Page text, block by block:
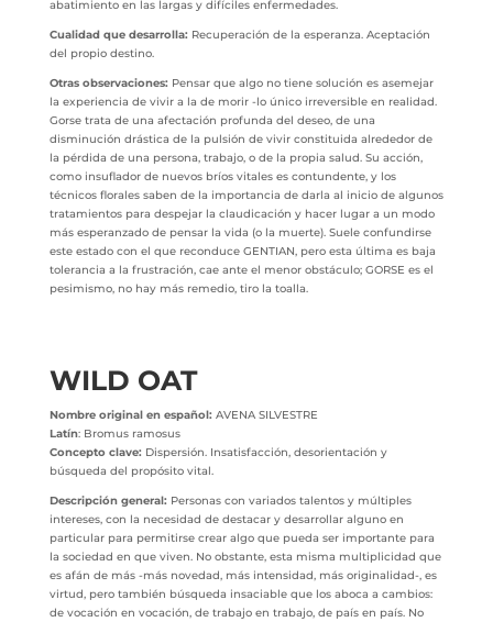
abatimiento en las largas y difíciles enfermedades.
Cualidad que desarrolla:Recuperación de la esperanza. Aceptación
del propio destino.
Otras observaciones:Pensar que algo no tiene solución es asemejar
la experiencia de vivir a la de morir -lo único irreversible en realidad.
Gorse trata de una afectación profunda del deseo, de una
disminución drástica de la pulsión de vivir constituida alrededor de
la pérdida de una persona, trabajo, o de la propia salud. Su acción,
como insuflador de nuevos bríos vitales es contundente, y los
técnicos florales saben de la importancia de darla al inicio de algunos
tratamientos para despejar la claudicación y hacer lugar a un modo
más esperanzado de pensar la vida (o la muerte). Suele confundirse
este estado con el que reconduce GENTIAN, pero esta última es baja
tolerancia a la frustración, cae ante el menor obstáculo; GORSE es el
pesimismo, no hay más remedio, tiro la toalla.
WILD OAT
Nombre original en español:AVENA SILVESTRE
Latín: Bromus ramosus
Concepto clave:Dispersión. Insatisfacción, desorientación y
búsqueda del propósito vital.
Descripción general:Personas con variados talentos y múltiples
intereses, con la necesidad de destacar y desarrollar alguno en
particular para permitirse crear algo que pueda ser importante para
la sociedad en que viven. No obstante, esta misma multiplicidad que
es afán de más -más novedad, más intensidad, más originalidad-, es
virtud, pero también búsqueda insaciable que los aboca a cambios:
de vocación en vocación, de trabajo en trabajo, de país en país. No